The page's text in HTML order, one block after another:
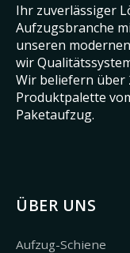
Ihr zuverlässiger
Aufzugsbranche
unseren
wir
Wir beliefern über
Produktpalette
Paketaufzug.
ÜBER UNS
Aufzug-Schiene